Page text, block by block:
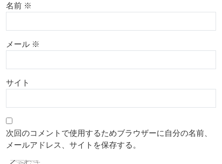
名前 ※
メール ※
サイト
次回のコメントで使用するためブラウザーに自分の名前、
メールアドレス、サイトを保存する。